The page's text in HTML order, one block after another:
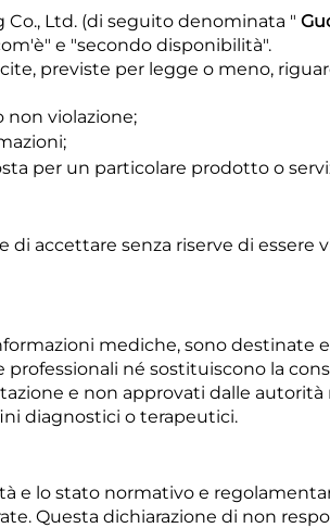
Ltd. (di seguito denominata "
e "secondo disponibilità".
previste per legge o meno,
non violazione;
per un particolare prodotto o
accettare senza riserve di essere
mediche, sono destinate
né sostituiscono la
e non approvati dalle autorità
diagnostici o terapeutici.
e lo stato normativo e
Questa dichiarazione di non